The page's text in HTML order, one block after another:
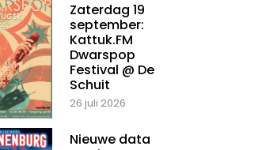
Zaterdag 19
september:
Kattuk.FM
Dwarspop
Festival @ De
Schuit
26 juli 2026
Nieuwe data